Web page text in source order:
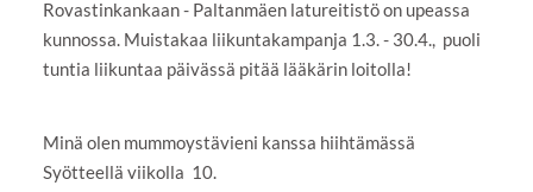
Rovastinkankaan - Paltanmäen latureitistö on upeassa
kunnossa. Muistakaa liikuntakampanja 1.3. - 30.4., puoli
tuntia liikuntaa päivässä pitää lääkärin loitolla!
Minä olen mummoystävieni kanssa hiihtämässä
Syötteellä viikolla 10.